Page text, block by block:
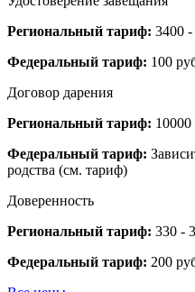
Региональный тариф: 3400 -
Федеральный тариф: 100
Договор дарения
Региональный тариф: 10000
Федеральный тариф:
родства (см. тариф)
Доверенность
Региональный тариф: 330 -
Федеральный тариф: 200